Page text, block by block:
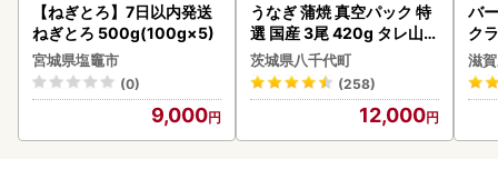
【ねぎとろ】7日以内発送
ねぎとろ 500g(100g×5)
宮城県塩竈市
(0)
9,000
うなぎ 蒲焼 真空パック 特
選 国産 3尾 420g タレ山椒
付き うな重 ひつまぶし 訳
あり 茨城 ウナギ 鰻 個包装
人気 美味しい 小分け 八千
茨城県八千代町
(258)
12,000
バ
ク
ア
ン
滋